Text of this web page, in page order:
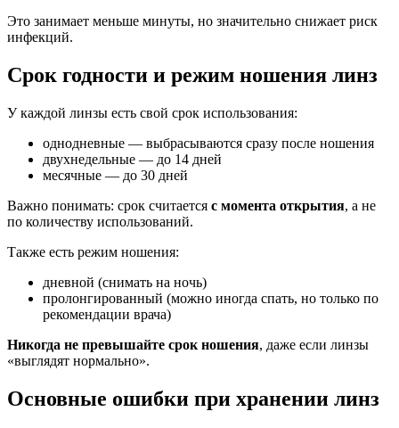
Это занимает меньше минуты, но значительно снижает риск
инфекций.
Срок годности и режим ношения линз
У каждой линзы есть свой срок использования:
однодневные — выбрасываются сразу после ношения
двухнедельные — до 14 дней
месячные — до 30 дней
Важно понимать: срок считается с момента открытия, а не
по количеству использований.
Также есть режим ношения:
дневной (снимать на ночь)
пролонгированный (можно иногда спать, но только по
рекомендации врача)
Никогда не превышайте срок ношения, даже если линзы
«выглядят нормально».
Основные ошибки при хранении линз